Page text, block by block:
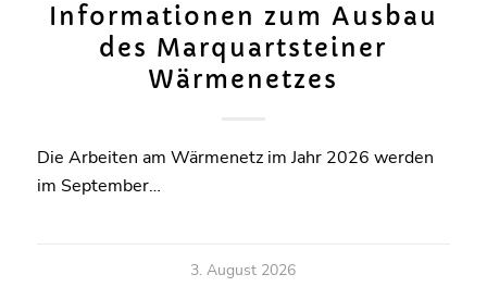
Informationen zum Ausbau
des Marquartsteiner
Wärmenetzes
Die Arbeiten am Wärmenetz im Jahr 2026 werden
im September…
3. August 2026